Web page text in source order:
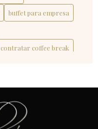
buffet para empresa
contratar coffee break